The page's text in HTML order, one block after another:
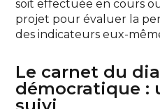
soit effectuée en cours
projet pour évaluer la
des indicateurs eux-
Le carnet du
démocratique :